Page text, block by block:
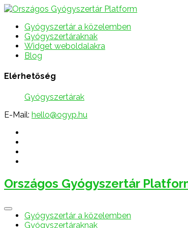
Gyógyszertár a közelemben
Gyógyszertáraknak
Widget weboldalakra
Blog
Elérhetőség
Gyógyszertárak
E-Mail: hello@ogyp.hu
Országos Gyógyszertár
Gyógyszertár a közelemben
Gyógyszertáraknak